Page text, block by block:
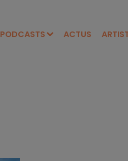
PODCASTS ACTUS